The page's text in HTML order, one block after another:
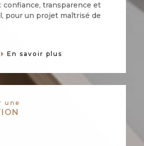
confiance, transparence et
pour un projet maîtrisé de
En savoir plus
une